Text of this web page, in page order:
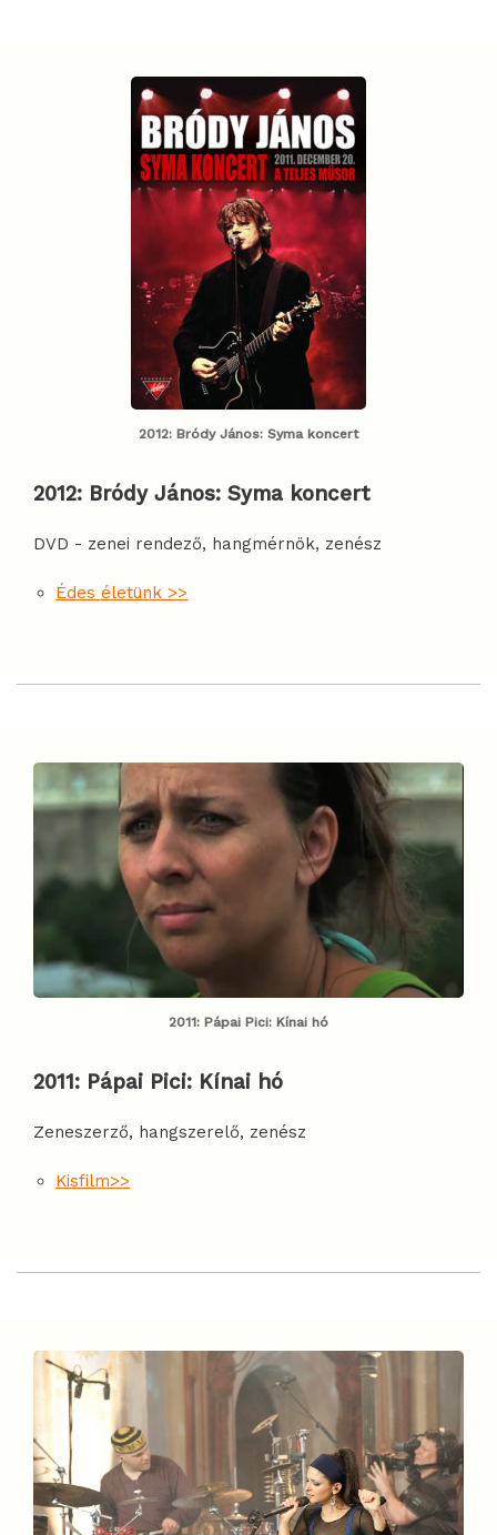
2012: Bródy János: Syma koncert
2012: Bródy János: Syma koncert
DVD - zenei rendező, hangmérnök, zenész
Édes életünk >>
2011: Pápai Pici: Kínai hó
2011: Pápai Pici: Kínai hó
Zeneszerző, hangszerelő, zenész
Kisfilm>>